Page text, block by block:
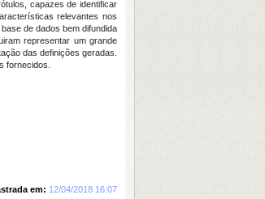
capazes de identificar
relevantes nos
de dados bem difundida
representar um grande
das definições geradas.
fornecidos.
em: 12/04/2018 16:07